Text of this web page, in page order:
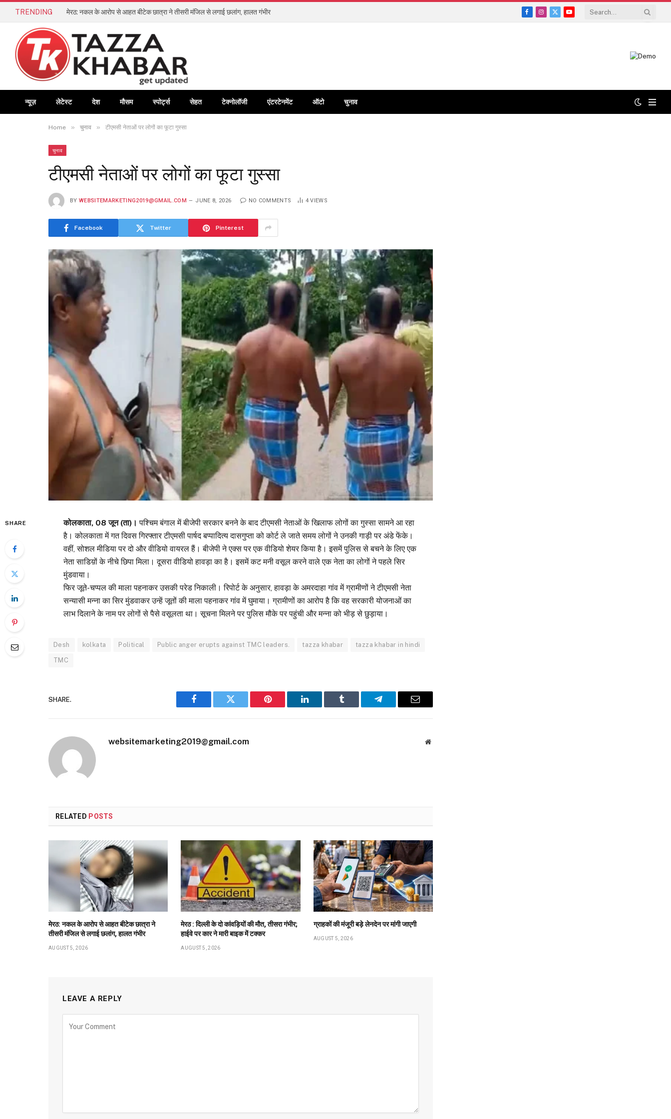
TRENDING मेरठ: नकल के आरोप से आहत बीटेक छात्रा ने तीसरी मंजिल से लगाई छलांग, हालत गंभीर
Facebook
Instagram
X
YouTube
न्यूज़ लेटेस्ट देश मौसम स्पोर्ट्स सेहत टेक्नोलॉजी एंटरटेनमेंट ऑटो चुनाव
Home » चुनाव » टीएमसी नेताओं पर लोगों का फूटा गुस्सा
चुनाव
टीएमसी नेताओं पर लोगों का फूटा गुस्सा
BY WEBSITEMARKETING2019@GMAIL.COM JUNE 8, 2026 NO COMMENTS 4VIEWS
Facebook Twitter Pinterest
SHARE कोलकाता, 08 जून (ता)। पश्चिम बंगाल में बीजेपी सरकार बनने के बाद टीएमसी नेताओं के खिलाफ लोगों का गुस्सा सामने आ रहा
है। कोलकाता में गत दिवस गिरफ्तार टीएमसी पार्षद बप्पादित्य दासगुप्ता को कोर्ट ले जाते समय लोगों ने उनकी गाड़ी पर अंडे फेंके।
वहीं, सोशल मीडिया पर दो और वीडियो वायरल हैं। बीजेपी ने एक्स पर एक वीडियो शेयर किया है। इसमें पुलिस से बचने के लिए एक
नेता साडिय़ों के नीचे छिपा मिला। दूसरा वीडियो हावड़ा का है। इसमें कट मनी वसूल करने वाले एक नेता का लोगों ने पहले सिर
मुंडवाया।
फिर जूते-चप्पल की माला पहनाकर उसकी परेड निकाली। रिपोर्ट के अनुसार, हावड़ा के अमरदाहा गांव में ग्रामीणों ने टीएमसी नेता
सन्यासी मन्ना का सिर मुंडवाकर उन्हें जूतों की माला पहनाकर गांव में घुमाया। ग्रामीणों का आरोप है कि वह सरकारी योजनाओं का
लाभ दिलाने के नाम पर लोगों से पैसे वसूलता था। सूचना मिलने पर पुलिस मौके पर पहुंची और मन्ना को भीड़ से छुड़ाया।
Desh kolkata Political Public anger erupts against TMC leaders. tazza khabar tazza khabar in hindi
TMC
SHARE.
Facebook Twitter Pinterest LinkedIn Tumblr Telegram Email
websitemarketing2019@gmail.com Website
RELATED POSTS
मेरठ: नकल के आरोप से आहत बीटेक छात्रा ने
तीसरी मंजिल से लगाई छलांग, हालत गंभीर
AUGUST 5, 2026
मेरठ : दिल्ली के दो कांवड़ियों की मौत, तीसरा गंभीर;
हाईवे पर कार ने मारी बाइक में टक्कर
AUGUST 5, 2026
ग्राहकों की मंजूरी बड़े लेनदेन पर मांगी जाएगी
AUGUST 5, 2026
LEAVE A REPLY